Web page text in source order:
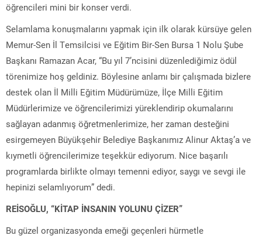
öğrencileri mini bir konser verdi.
Selamlama konuşmalarını yapmak için ilk olarak kürsüye gelen
Memur-Sen İl Temsilcisi ve Eğitim Bir-Sen Bursa 1 Nolu Şube
Başkanı Ramazan Acar, “Bu yıl 7’ncisini düzenlediğimiz ödül
törenimize hoş geldiniz. Böylesine anlamı bir çalışmada bizlere
destek olan İl Milli Eğitim Müdürümüze, İlçe Milli Eğitim
Müdürlerimize ve öğrencilerimizi yüreklendirip okumalarını
sağlayan adanmış öğretmenlerimize, her zaman desteğini
esirgemeyen Büyükşehir Belediye Başkanımız Alinur Aktaş’a ve
kıymetli öğrencilerimize teşekkür ediyorum. Nice başarılı
programlarda birlikte olmayı temenni ediyor, saygı ve sevgi ile
hepinizi selamlıyorum” dedi.
REİSOĞLU, “KİTAP İNSANIN YOLUNU ÇİZER”
Bu güzel organizasyonda emeği geçenleri hürmetle